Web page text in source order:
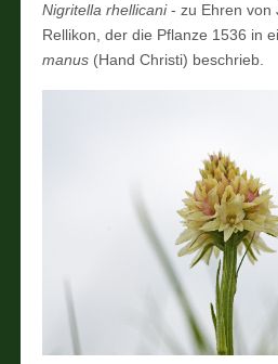
Nigritella rhellicani- zu Ehren von
Rellikon, der die Pflanze 1536 in
manus (Hand Christi) beschrieb.